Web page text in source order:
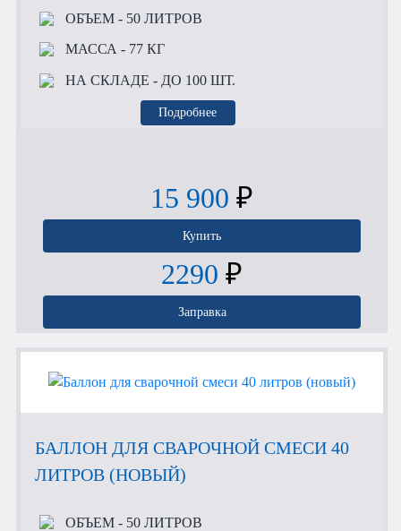
ОБЪЕМ- 50 ЛИТРОВ
МАССА - 77 КГ
НА СКЛАДЕ - ДО 100 ШТ.
Подробнее
15 900 ₽
Купить
2290 ₽
Заправка
БАЛЛОН ДЛЯ СВАРОЧНОЙ СМЕСИ 40
ЛИТРОВ (НОВЫЙ)
ОБЪЕМ- 50 ЛИТРОВ